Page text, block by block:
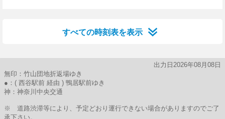
すべての時刻表を表示
出力日2026年08月08日
無印：竹山団地折返場ゆき
●：( 西谷駅前 経由 ) 鴨居駅前ゆき
神：神奈川中央交通
※ 道路渋滞等により、予定どおり運行できない場合がありますのでご了
承下さい。